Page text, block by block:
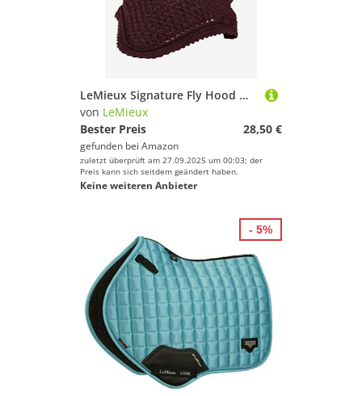
LeMieux Signature Fly Hood Mit Kapuze, burgunderfarben, M
von LeMieux
Bester Preis
28,50 €
gefunden bei Amazon
zuletzt überprüft am 27.09.2025 um 00:03; der
Preis kann sich seitdem geändert haben.
Keine weiteren Anbieter
- 5%